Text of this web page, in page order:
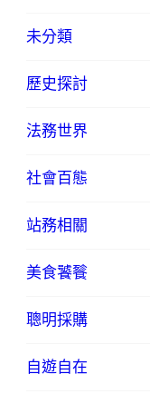
未分類
歷史探討
法務世界
社會百態
站務相關
美食饕餮
聰明採購
自遊自在